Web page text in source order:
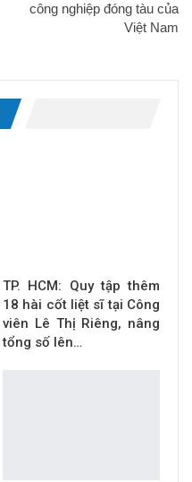
công nghiệp đóng tàu của
Việt Nam
TP. HCM: Quy tập thêm
18 hài cốt liệt sĩ tại Công
viên Lê Thị Riêng, nâng
tổng số lên…